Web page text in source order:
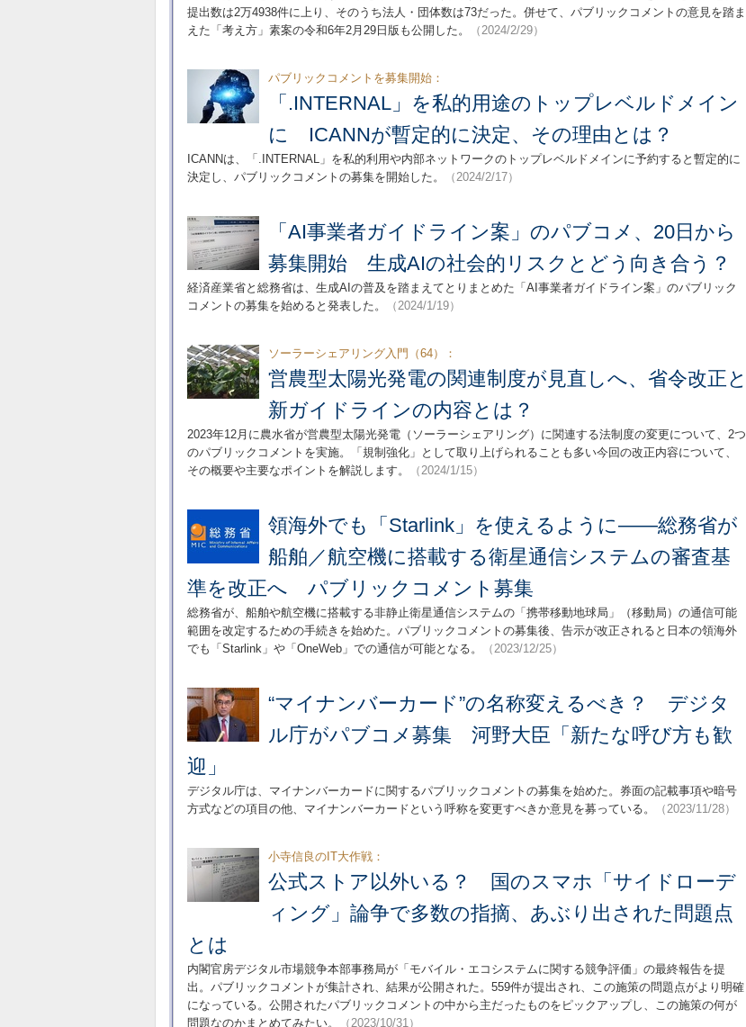
提出数は2万4938件に上り、そのうち法人・団体数は73だった。併せて、パブリックコメントの意見を踏ま
えた「考え方」素案の令和6年2月29日版も公開した。
（2024/2/29）
パブリックコメントを募集開始：
「.INTERNAL」を私的用途のトップレベルドメイン
に ICANNが暫定的に決定、その理由とは？
ICANNは、「.INTERNAL」を私的利用や内部ネットワークのトップレベルドメインに予約すると暫定的に
決定し、パブリックコメントの募集を開始した。
（2024/2/17）
「AI事業者ガイドライン案」のパブコメ、20日から
募集開始 生成AIの社会的リスクとどう向き合う？
経済産業省と総務省は、生成AIの普及を踏まえてとりまとめた「AI事業者ガイドライン案」のパブリック
コメントの募集を始めると発表した。
（2024/1/19）
ソーラーシェアリング入門（64）：
営農型太陽光発電の関連制度が見直しへ、省令改正と
新ガイドラインの内容とは？
2023年12月に農水省が営農型太陽光発電（ソーラーシェアリング）に関連する法制度の変更について、2つ
のパブリックコメントを実施。「規制強化」として取り上げられることも多い今回の改正内容について、
その概要や主要なポイントを解説します。
（2024/1/15）
領海外でも「Starlink」を使えるように――総務省が
船舶／航空機に搭載する衛星通信システムの審査基
準を改正へ パブリックコメント募集
総務省が、船舶や航空機に搭載する非静止衛星通信システムの「携帯移動地球局」（移動局）の通信可能
範囲を改定するための手続きを始めた。パブリックコメントの募集後、告示が改正されると日本の領海外
でも「Starlink」や「OneWeb」での通信が可能となる。
（2023/12/25）
“マイナンバーカード”の名称変えるべき？ デジタ
ル庁がパブコメ募集 河野大臣「新たな呼び方も歓
迎」
デジタル庁は、マイナンバーカードに関するパブリックコメントの募集を始めた。券面の記載事項や暗号
方式などの項目の他、マイナンバーカードという呼称を変更すべきか意見を募っている。
（2023/11/28）
小寺信良のIT大作戦：
公式ストア以外いる？ 国のスマホ「サイドローデ
ィング」論争で多数の指摘、あぶり出された問題点
とは
内閣官房デジタル市場競争本部事務局が「モバイル・エコシステムに関する競争評価」の最終報告を提
出。パブリックコメントが集計され、結果が公開された。559件が提出され、この施策の問題点がより明確
になっている。公開されたパブリックコメントの中から主だったものをピックアップし、この施策の何が
問題なのかまとめてみたい。
（2023/10/31）